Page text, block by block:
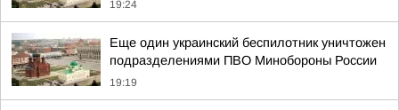
19:24
Еще один украинский беспилотник уничтожен
подразделениями ПВО Минобороны России
19:19